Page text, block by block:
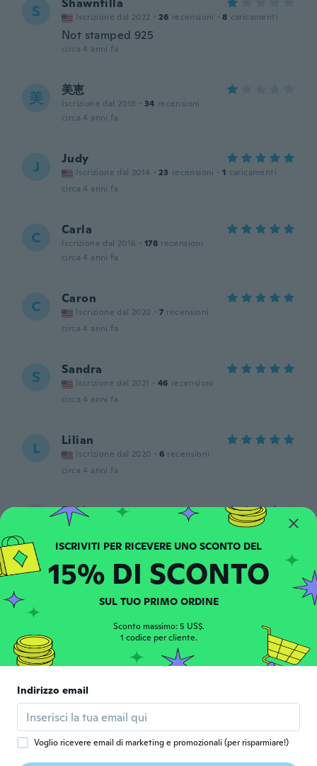
S Shawntilla
Iscrizione dal 2022 · 26 recensioni · 8 caricamenti
Not stamped 925
circa 4 anni fa
美 美恵
Iscrizione dal 2018 · 34 recensioni
circa 4 anni fa
J Judy
Iscrizione dal 2014 · 23 recensioni · 1 caricamenti
circa 4 anni fa
C Carla
Iscrizione dal 2016 · 178 recensioni
circa 4 anni fa
C Caron
Iscrizione dal 2020 · 7 recensioni
circa 4 anni fa
S Sandra
Iscrizione dal 2021 · 46 recensioni
circa 4 anni fa
L Lilian
Iscrizione dal 2020 · 6 recensioni
circa 4 anni fa
Belén
recensioni 48 caricamenti
Muy bonito y talla perfecta
E
circa 4 anni fa
Blanca
Der Ring ist genau passend und sieht sehr
schön aus.
circa 4 anni fa
15% DI SCONTO
SUL TUO PRIMO ORDINE
Sconto massimo: 5 US$.
1 codice per cliente.
Indirizzo email
Voglio ricevere email di marketing e promozionali (per risparmiare!)